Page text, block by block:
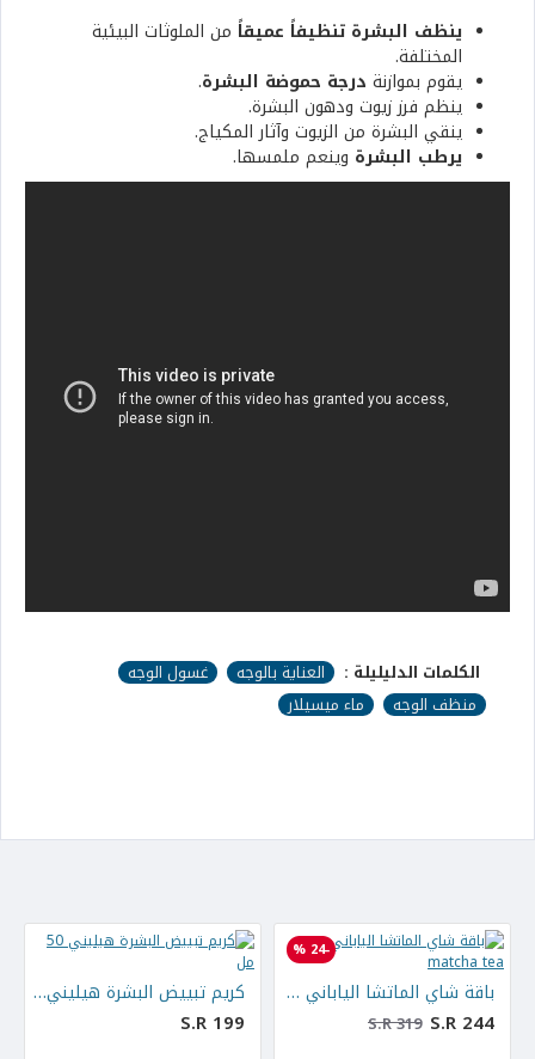
ينظف البشرة تنظيفاً عميقاً من الملوثات البيئية
المختلفة.
يقوم بموازنة درجة حموضة البشرة.
ينظم فرز زيوت ودهون البشرة.
ينقي البشرة من الزيوت وآثار المكياج.
يرطب البشرة وينعم ملمسها.
الكلمات الدليليلة : العناية بالوجه
غسول الوجه
منظف الوجه
ماء ميسيلار
-24 %
باقة شاي الماتشا الياباني matcha tea
S.R 244
S.R 319
كريم تبييض البشرة هيليني 50 مل
S.R 199